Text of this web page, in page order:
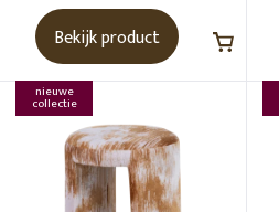
Bekijk product
nieuwe
collectie